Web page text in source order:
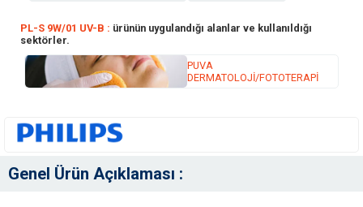
PL-S 9W/01 UV-B : ürünün uygulandığı alanlar ve kullanıldığı
sektörler.
PUVA
DERMATOLOJİ/FOTOTERAPİ
Genel Ürün Açıklaması :